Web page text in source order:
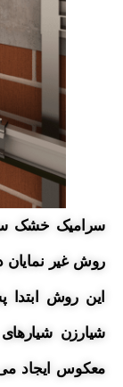
سرامیک خشک
روش غیر نمایان
این روش ابتدا
معکوس ایجاد